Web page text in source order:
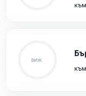
към
към